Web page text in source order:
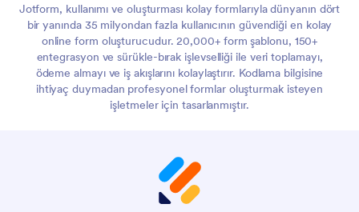
Jotform, kullanımı ve oluşturması kolay formlarıyla dünyanın dört
bir yanında 35 milyondan fazla kullanıcının güvendiği en kolay
online form oluşturucudur. 20,000+ form şablonu, 150+
entegrasyon ve sürükle-bırak işlevselliği ile veri toplamayı,
ödeme almayı ve iş akışlarını kolaylaştırır. Kodlama bilgisine
ihtiyaç duymadan profesyonel formlar oluşturmak isteyen
işletmeler için tasarlanmıştır.